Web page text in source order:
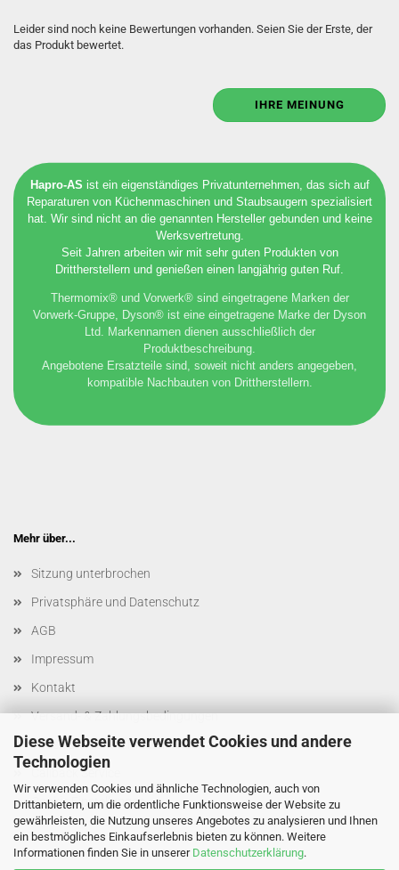
Diese Webseite verwendet Cookies und andere
Technologien
Wir verwenden Cookies und ähnliche Technologien, auch von
Drittanbietern, um die ordentliche Funktionsweise der Website zu
gewährleisten, die Nutzung unseres Angebotes zu analysieren und Ihnen
ein bestmögliches Einkaufserlebnis bieten zu können. Weitere
Informationen finden Sie in unserer Datenschutzerklärung.
Leider sind noch keine Bewertungen vorhanden. Seien Sie der Erste, der
das Produkt bewertet.
IHRE MEINUNG
Hapro-AS ist ein eigenständiges Privatunternehmen, das sich auf
Reparaturen von Küchenmaschinen und Staubsaugern spezialisiert
hat. Wir sind nicht an die genannten Hersteller gebunden und keine
Werksvertretung.
Seit Jahren arbeiten wir mit sehr guten Produkten von
Drittherstellern und genießen einen langjährig guten Ruf.
Thermomix® und Vorwerk® sind eingetragene Marken der
Vorwerk-Gruppe, Dyson® ist eine eingetragene Marke der Dyson
Ltd. Markennamen dienen ausschließlich der
Produktbeschreibung.
Angebotene Ersatzteile sind, soweit nicht anders angegeben,
kompatible Nachbauten von Drittherstellern.
Mehr über...
Sitzung unterbrochen
Privatsphäre und Datenschutz
AGB
Impressum
Kontakt
Versand- & Zahlungsbedingungen
Widerrufsrecht & Muster-Widerrufsformular
Callback Service
Cookie Einstellungen